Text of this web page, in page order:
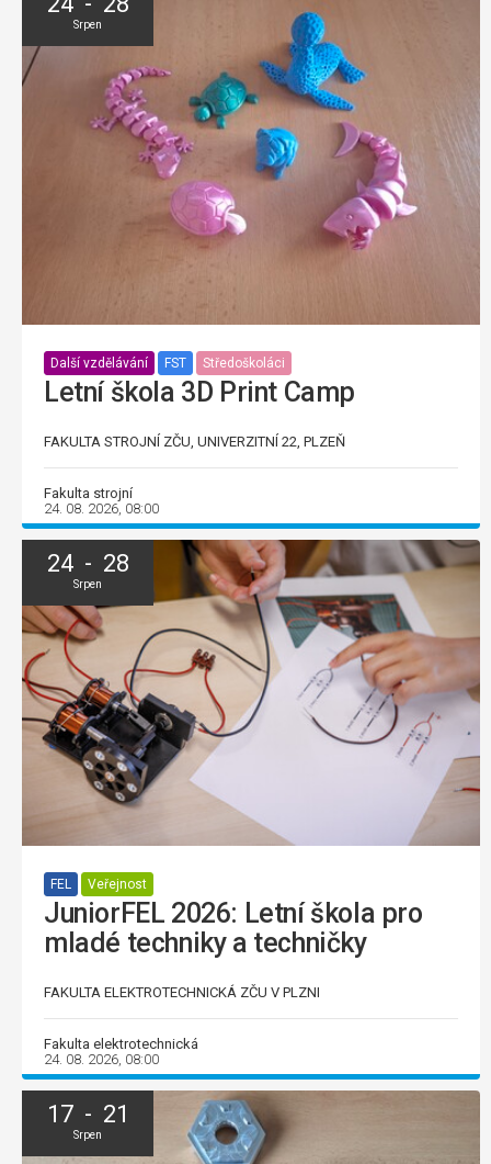
Srpen
Další vzdělávání FST Středoškoláci
Letní škola 3D Print Camp
FAKULTA STROJNÍ ZČU, UNIVERZITNÍ 22, PLZEŇ
Fakulta strojní
24. 08. 2026, 08:00
24 - 28
Srpen
FEL Veřejnost
JuniorFEL 2026: Letní škola pro
mladé techniky a techničky
FAKULTA ELEKTROTECHNICKÁ ZČU V PLZNI
Fakulta elektrotechnická
24. 08. 2026, 08:00
17 - 21
Srpen